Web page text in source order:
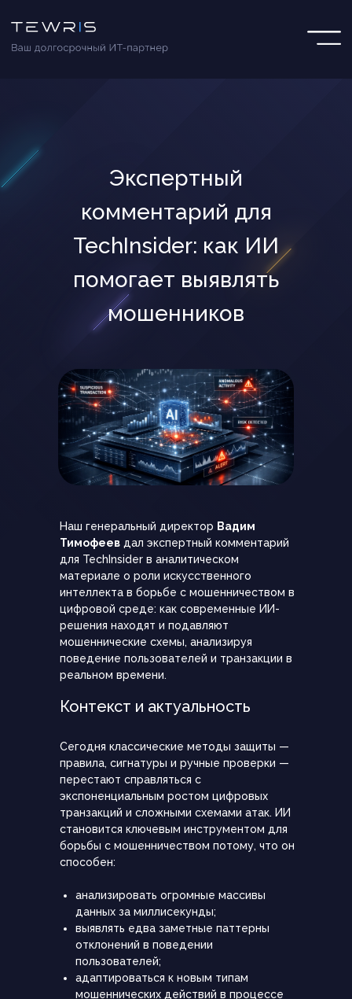
Сегодня классические методы защиты —
правила, сигнатуры и ручные проверки —
перестают справляться с
экспоненциальным ростом цифровых
транзакций и сложными схемами атак. ИИ
становится ключевым инструментом для
борьбы с мошенничеством потому, что он
способен:
анализировать огромные массивы
данных за миллисекунды;
выявлять едва заметные паттерны
отклонений в поведении
пользователей;
адаптироваться к новым типам
мошеннических действий в процессе
Контекст и актуальность
Наш генеральный директор Вадим
Тимофеев дал экспертный комментарий
для TechInsider в аналитическом
материале о роли искусственного
интеллекта в борьбе с мошенничеством в
цифровой среде: как современные ИИ-
решения находят и подавляют
мошеннические схемы, анализируя
поведение пользователей и транзакции в
реальном времени.
Экспертный
комментарий для
TechInsider: как ИИ
помогает выявлять
мошенников